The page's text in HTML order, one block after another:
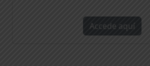
Accede aquí